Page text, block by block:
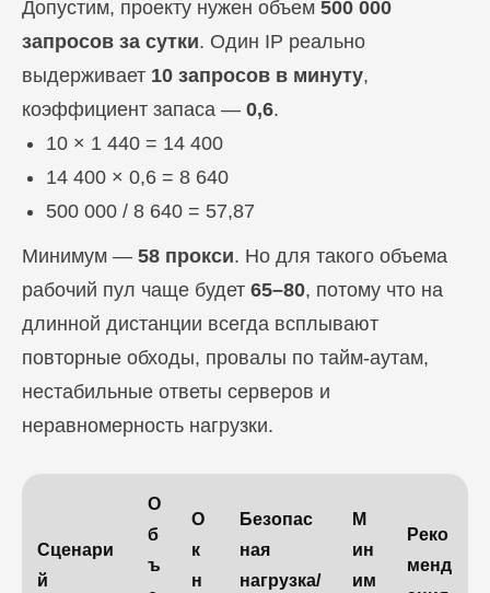
Допустим, проекту нужен объем 500 000
запросов за сутки. Один IP реально
выдерживает 10 запросов в минуту,
коэффициент запаса — 0,6.
10 × 1 440 = 14 400
14 400 × 0,6 = 8 640
500 000 / 8 640 = 57,87
Минимум — 58 прокси. Но для такого объема
рабочий пул чаще будет 65–80, потому что на
длинной дистанции всегда всплывают
повторные обходы, провалы по тайм-аутам,
нестабильные ответы серверов и
неравномерность нагрузки.
Сценари
й
О
б
ъ
О
к
н
Безопас
ная
нагрузка/
М
ин
им
Реко
менд